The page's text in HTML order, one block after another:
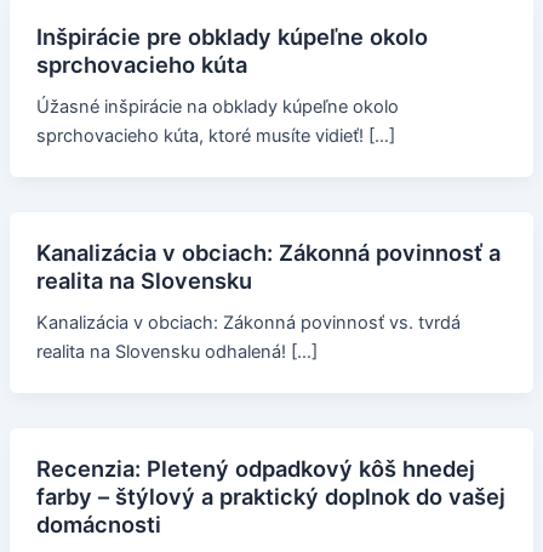
Inšpirácie pre obklady kúpeľne okolo
sprchovacieho kúta
Úžasné inšpirácie na obklady kúpeľne okolo
sprchovacieho kúta, ktoré musíte vidieť! […]
Kanalizácia v obciach: Zákonná povinnosť a
realita na Slovensku
Kanalizácia v obciach: Zákonná povinnosť vs. tvrdá
realita na Slovensku odhalená! […]
Recenzia: Pletený odpadkový kôš hnedej
farby – štýlový a praktický doplnok do vašej
domácnosti